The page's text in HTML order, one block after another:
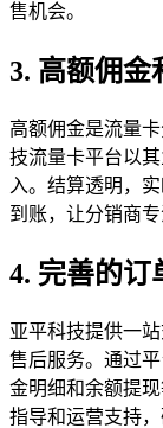
售机会。
3. 高额佣金
高额佣金是流量
技流量卡平台以
入。结算透明，
到账，让分销商
4. 完善的订
亚平科技提供一
售后服务。通过
金明细和余额提
指导和运营支持